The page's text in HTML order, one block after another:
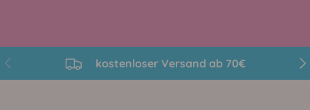
Vorherige kostenloser Versand ab 70€